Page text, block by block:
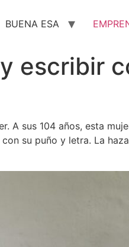
BUENA ESA
escribir
A sus 104 años, esta
su puño y letra. La